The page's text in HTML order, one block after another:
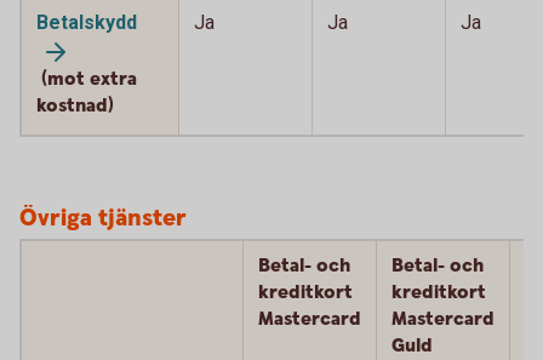
Betalskydd
(mot extra
kostnad)
Ja Ja Ja
Övriga tjänster
Betal- och
kreditkort
Mastercard
Betal- och
kreditkort
Mastercard
Guld